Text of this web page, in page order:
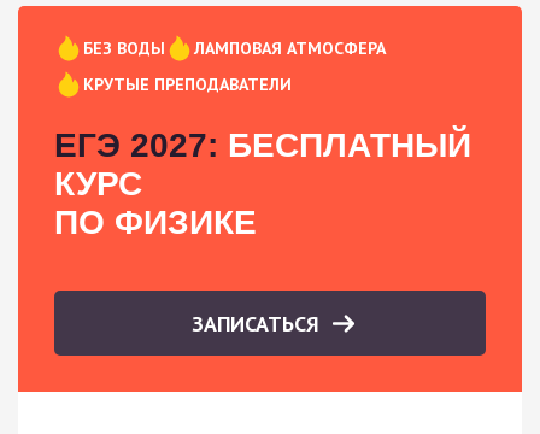
БЕЗ ВОДЫ
ЛАМПОВАЯ АТМОСФЕРА
КРУТЫЕ ПРЕПОДАВАТЕЛИ
ЕГЭ 2027: БЕСПЛАТНЫЙ
КУРС
ПО ФИЗИКЕ
ЗАПИСАТЬСЯ